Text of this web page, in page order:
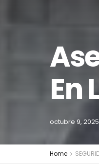
En
octubre 9, 2025
Home